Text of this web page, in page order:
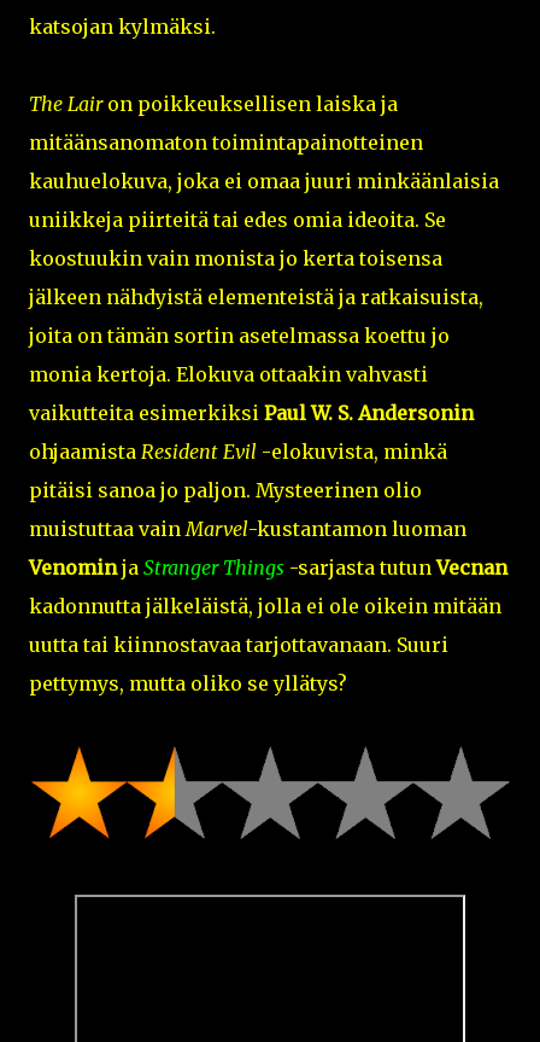
katsojan kylmäksi.
The Lair on poikkeuksellisen laiska ja
mitäänsanomaton toimintapainotteinen
kauhuelokuva, joka ei omaa juuri minkäänlaisia
uniikkeja piirteitä tai edes omia ideoita. Se
koostuukin vain monista jo kerta toisensa
jälkeen nähdyistä elementeistä ja ratkaisuista,
joita on tämän sortin asetelmassa koettu jo
monia kertoja. Elokuva ottaakin vahvasti
vaikutteita esimerkiksi Paul W. S. Andersonin
ohjaamista Resident Evil -elokuvista, minkä
pitäisi sanoa jo paljon. Mysteerinen olio
muistuttaa vainMarvel-kustantamon luoman
Venominja Stranger Things -sarjasta tutunVecnan
kadonnutta jälkeläistä, jolla ei ole oikein mitään
uutta tai kiinnostavaa tarjottavanaan. Suuri
pettymys, mutta oliko se yllätys?